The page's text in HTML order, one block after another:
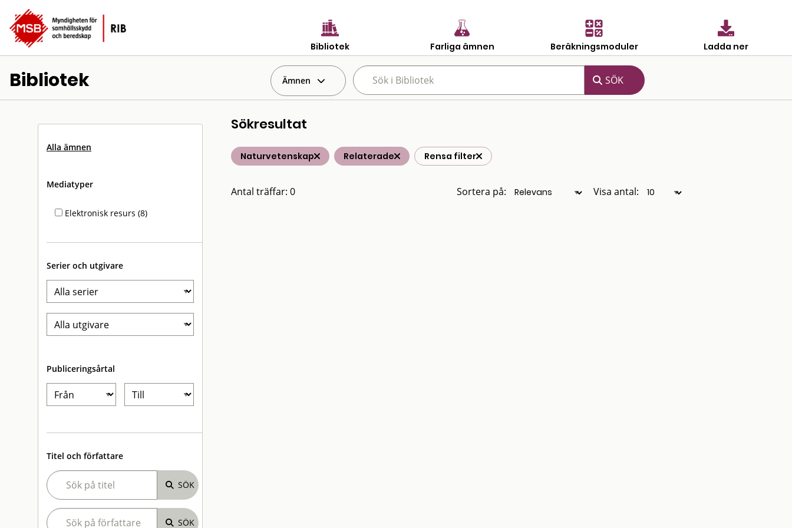
Bibliotek Farliga ämnen Beräkningsmoduler Ladda ner
Bibliotek Ämnen
Alla ämnen
Mediatyper
Elektronisk resurs (8)
Serier och utgivare
Publiceringsårtal
Titel och författare
Sökresultat
Naturvetenskap Relaterade Rensa filter
Antal träffar: 0 Sortera på: Visa antal: